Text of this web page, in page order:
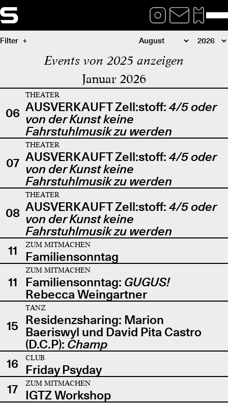
Filter
Events von 2025 anzeigen
Januar 2026
06
THEATER
AUSVERKAUFT Zell:stoff: 4/5 oder
von der Kunst keine
Fahrstuhlmusik zu werden
07
THEATER
AUSVERKAUFT Zell:stoff: 4/5 oder
von der Kunst keine
Fahrstuhlmusik zu werden
08
THEATER
AUSVERKAUFT Zell:stoff: 4/5 oder
von der Kunst keine
Fahrstuhlmusik zu werden
11
ZUM MITMACHEN
Familiensonntag
11
ZUM MITMACHEN
Familiensonntag: GUGUS!
Rebecca Weingartner
15
TANZ
Residenzsharing: Marion
Baeriswyl und David Pita Castro
(D.C.P): Champ
16
CLUB
Friday Psyday
17
ZUM MITMACHEN
IGTZ Workshop